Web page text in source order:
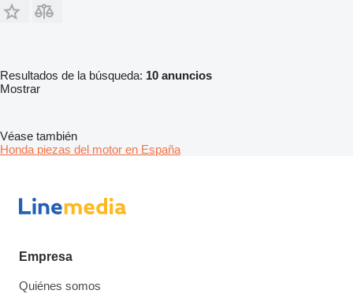
Resultados de la búsqueda: 10 anuncios
Mostrar
Véase también
Honda piezas del motor en España
Empresa
Quiénes somos